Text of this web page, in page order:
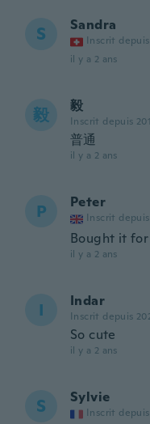
S Sandra
Inscrit depuis
il y a 2 ans
毅 毅
Inscrit depuis
普通
il y a 2 ans
P Peter
Inscrit
Bought it
il y a 2 ans
I Indar
Inscrit depuis
So cute
il y a 2 ans
S Sylvie
Inscrit depuis